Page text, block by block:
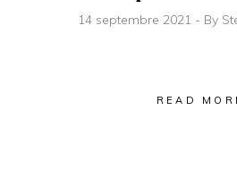
14 septembre 2021 By
READ